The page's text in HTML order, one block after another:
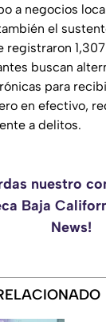
a negocios
el
registraron
buscan
para
en efectivo,
a delitos.
nuestro
Baja
News!